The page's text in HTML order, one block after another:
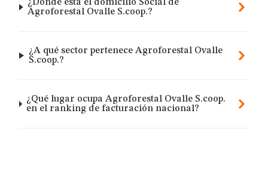
¿Dónde está el domicilio Social de
Agroforestal Ovalle S.coop.?
¿A qué sector pertenece Agroforestal Ovalle
S.coop.?
¿Qué lugar ocupa Agroforestal Ovalle S.coop.
en el ranking de facturación nacional?